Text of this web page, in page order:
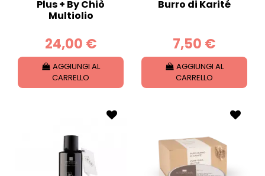
Plus + By Chiò
Multiolio
24,00 €
AGGIUNGI AL
CARRELLO
Burro di Karité
7,50 €
AGGIUNGI AL
CARRELLO